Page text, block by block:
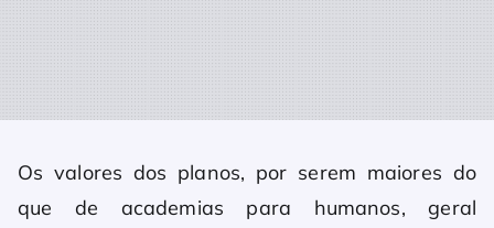
Os valores dos planos, por serem maiores do
que de academias para humanos, geral